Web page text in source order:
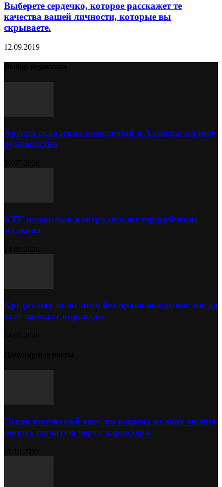
Выберете сердечко, которое расскажет те
качества вашей личности, которые вы
скрываете.
12.09.2019
Аренда складских помещений в Алматы: полное
руководство
КТГ плода: как контролируют сердцебиение
малыша
Кредит под залог авто без права вождения: когда
этот вариант оправдан
Психологический тест: по вашему кулаку можно
понять скрытую черту характера